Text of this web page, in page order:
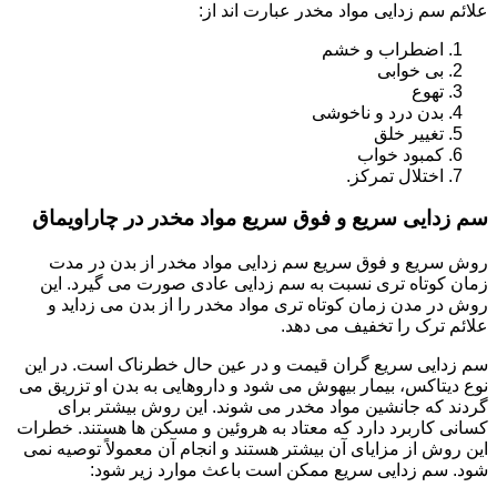
علائم سم زدایی مواد مخدر عبارت اند از:
اضطراب و خشم
بی خوابی
تهوع
بدن درد و ناخوشی
تغییر خلق
کمبود خواب
اختلال تمرکز.
سم زدایی سریع و فوق سریع مواد مخدر در چاراویماق
روش سریع و فوق سریع سم زدایی مواد مخدر از بدن در مدت
زمان کوتاه تری نسبت به سم زدایی عادی صورت می گیرد. این
روش در مدن زمان کوتاه تری مواد مخدر را از بدن می زداید و
علائم ترک را تخفیف می دهد.
سم زدایی سریع گران قیمت و در عین حال خطرناک است. در این
نوع دیتاکس، بیمار بیهوش می شود و داروهایی به بدن او تزریق می
گردند که جانشین مواد مخدر می شوند. این روش بیشتر برای
کسانی کاربرد دارد که معتاد به هروئین و مسکن ها هستند. خطرات
این روش از مزایای آن بیشتر هستند و انجام آن معمولاً توصیه نمی
شود. سم زدایی سریع ممکن است باعث موارد زیر شود: